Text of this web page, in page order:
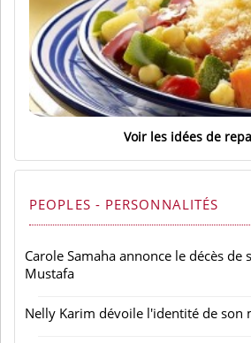
Voir les idées de
PEOPLES - PERSONNALITÉS
Carole Samaha annonce le décès de
Mustafa
Nelly Karim dévoile l'identité de son